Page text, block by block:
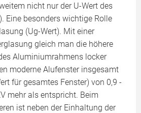
nicht nur der U-Wert des
Eine besonders wichtige Rolle
(Ug-Wert). Mit einer
gleich man die höhere
Aluminiumrahmens locker
moderne Alufenster insgesamt
für gesamtes Fenster) von 0,9 -
mehr als entspricht. Beim
ist neben der Einhaltung der